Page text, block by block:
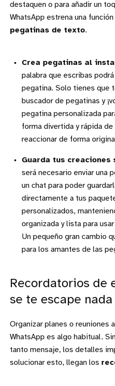
destaquen o para añadir un
WhatsApp estrena una
pegatinas de texto.
Crea pegatinas al
palabra que escribas
pegatina. Solo tienes que
buscador de pegatinas y
pegatina personalizada
forma divertida y rápida
reaccionar de forma
Guarda tus creaciones
será necesario enviar una
un chat para poder
directamente a tus
personalizados,
organizada y lista para
Un pequeño gran cambio
para los amantes de las
Recordatorios de
se te escape nada
Organizar planes o reuniones
WhatsApp es algo habitual.
tanto mensaje, los detalles
solucionar esto, llegan los